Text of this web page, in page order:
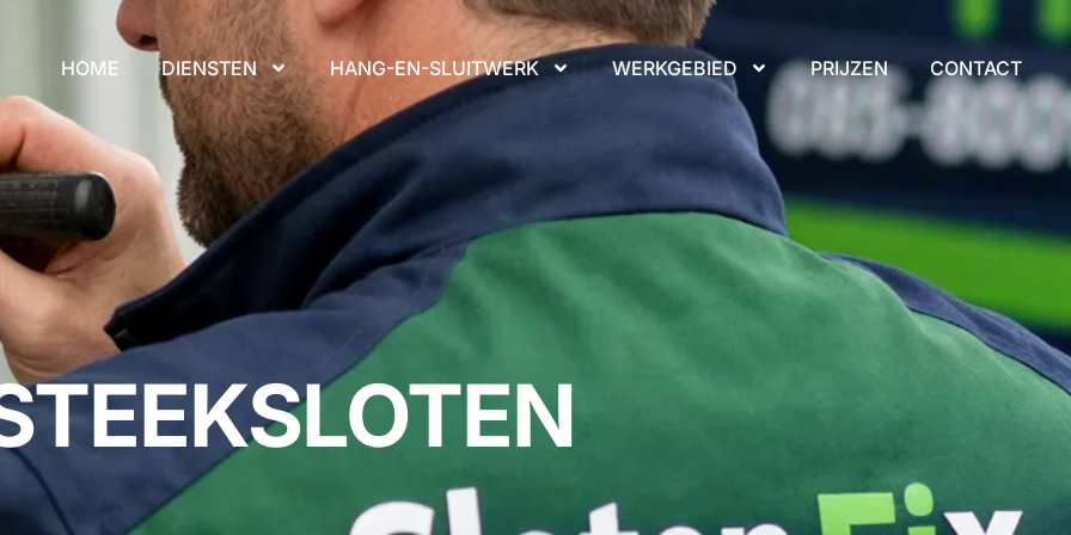
HOME DIENSTEN HANG-EN-SLUITWERK WERKGEBIED PRIJZEN CONTACT